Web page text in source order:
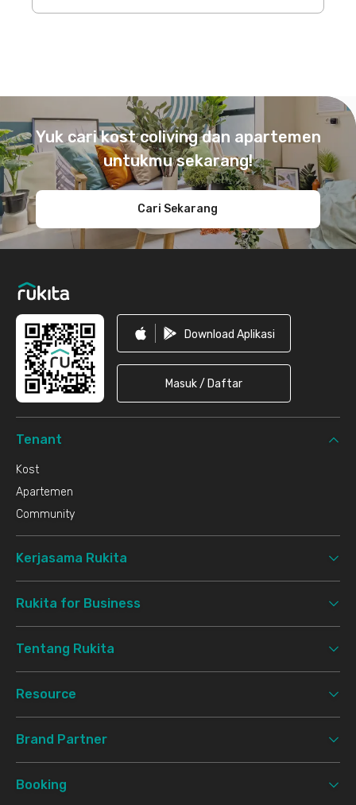
Yuk cari kost coliving dan apartemen
untukmu sekarang!
Cari Sekarang
Download Aplikasi
Masuk / Daftar
Tenant
Kost
Apartemen
Community
Kerjasama Rukita
Rukita for Business
Tentang Rukita
Resource
Brand Partner
Booking